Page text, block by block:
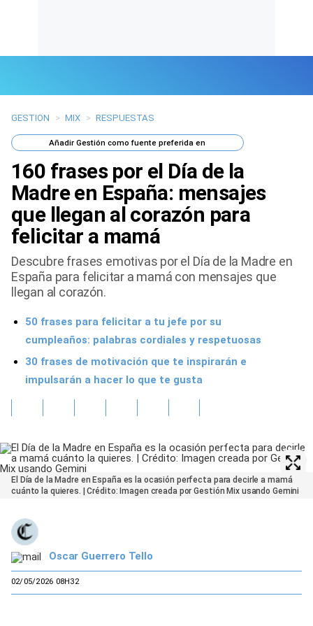
Últimas Noticias
Mi Bolsillo
Respuestas
Gente
Tendencias Mix
GESTION > MIX > RESPUESTAS
AñadirGestión como fuente preferida en
160 frases por el Día de la
Madre en España: mensajes
que llegan al corazón para
felicitar a mamá
Descubre frases emotivas por el Día de la Madre en
España para felicitar a mamá con mensajes que
llegan al corazón.
50 frases para felicitar a tu jefe por su
cumpleaños: palabras cordiales y respetuosas
30 frases de motivación que te inspirarán e
impulsarán a hacer lo que te gusta
El Día de la Madre en España es la ocasión perfecta para decirle a mamá
cuánto la quieres. | Crédito: Imagen creada por Gestión Mix usando Gemini
Oscar Guerrero Tello
02/05/2026 08H32